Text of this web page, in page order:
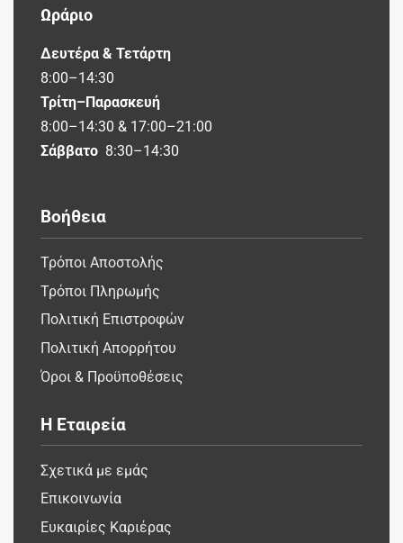
Ωράριο
Δευτέρα & Τετάρτη
8:00–14:30
Τρίτη–Παρασκευή
8:00–14:30 & 17:00–21:00
Σάββατο 8:30–14:30
Βοήθεια
Τρόποι Αποστολής
Τρόποι Πληρωμής
Πολιτική Επιστροφών
Πολιτική Απορρήτου
Όροι & Προϋποθέσεις
Η Εταιρεία
Σχετικά με εμάς
Επικοινωνία
Ευκαιρίες Καριέρας